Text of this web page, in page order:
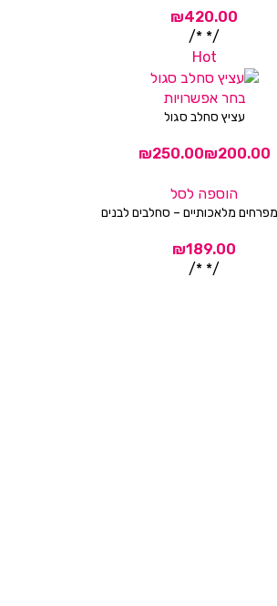
/* */
Hot
בחר אפשרויות
עציץ סחלב סגול
הוספה לסל
מלאכותיים – סחלבים לבנים
/* */